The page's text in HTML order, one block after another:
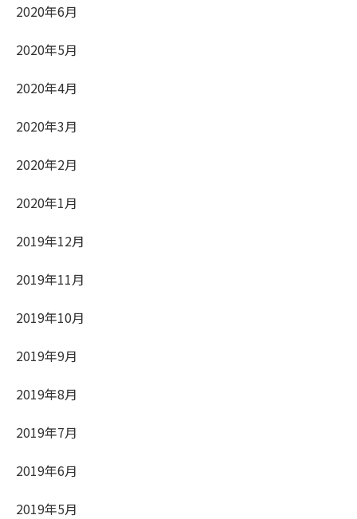
2020年6月
2020年5月
2020年4月
2020年3月
2020年2月
2020年1月
2019年12月
2019年11月
2019年10月
2019年9月
2019年8月
2019年7月
2019年6月
2019年5月